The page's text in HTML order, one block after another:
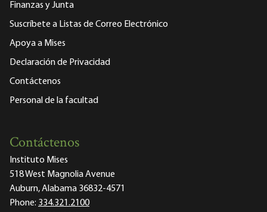
Finanzas y Junta
Suscríbete a Listas de Correo Electrónico
Apoya a Mises
Declaración de Privacidad
Contáctenos
Personal de la facultad
Contáctenos
Instituto Mises
518 West Magnolia Avenue
Auburn, Alabama 36832-4571
Phone: 334.321.2100